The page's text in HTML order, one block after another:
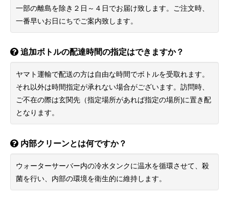
一部の離島を除き２日～４日でお届け致します。ご注文時、
一番早いお日にちでご案内致します。
追加ボトルの配達時間の指定はできますか？
ヤマト運輸で配送の方は自由な時間でボトルを受取れます。
それ以外は時間指定が承れない場合がございます。訪問時、
ご不在の際は玄関先（指定場所があれば指定の場所)に置き配
となります。
内部クリーンとは何ですか？
ウォーターサーバー内の冷水タンクに温水を循環させて、殺
菌を行い、内部の環境を衛生的に維持します。